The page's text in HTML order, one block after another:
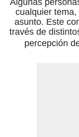
Algunas
cualquier tema,
asunto. Este
través de
percepción